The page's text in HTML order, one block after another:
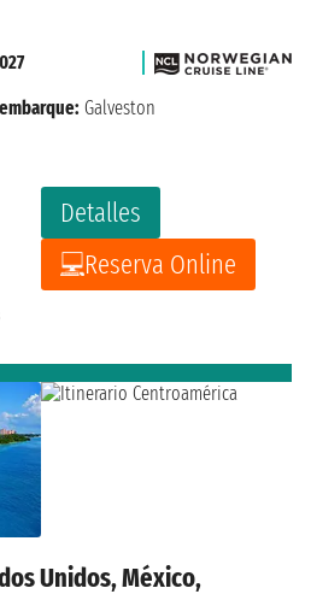
Detalles
Reserva Online
Galveston
Unidos, México,